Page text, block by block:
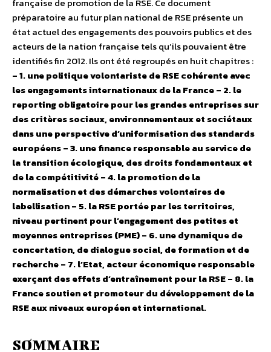
française de promotion de la RSE. Ce document
préparatoire au futur plan national de RSE présente un
état actuel des engagements des pouvoirs publics et des
acteurs de la nation française tels qu’ils pouvaient être
identifiés fin 2012. Ils ont été regroupés en huit chapitres :
– 1. une politique volontariste de RSE cohérente avec
les engagements internationaux de la France – 2. le
reporting obligatoire pour les grandes entreprises sur
des critères sociaux, environnementaux et sociétaux
dans une perspective d’uniformisation des standards
européens – 3. une finance responsable au service de
la transition écologique, des droits fondamentaux et
de la compétitivité – 4. la promotion de la
normalisation et des démarches volontaires de
labellisation – 5. la RSE portée par les territoires,
niveau pertinent pour l’engagement des petites et
moyennes entreprises (PME) – 6. une dynamique de
concertation, de dialogue social, de formation et de
recherche – 7. l’Etat, acteur économique responsable
exerçant des effets d’entraînement pour la RSE – 8. la
France soutien et promoteur du développement de la
RSE aux niveaux européen et international.
SOMMAIRE